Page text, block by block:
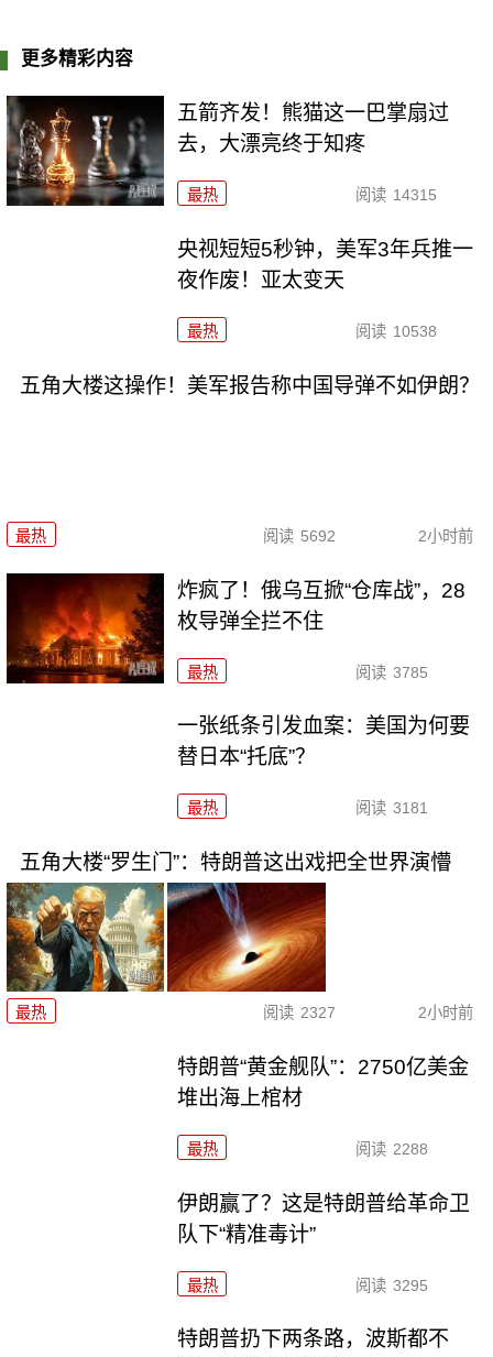
更多精彩内容
五箭齐发！熊猫这一巴掌扇过
去，大漂亮终于知疼
最热 阅读 14315
央视短短5秒钟，美军3年兵推一
夜作废！亚太变天
最热 阅读 10538
五角大楼这操作！美军报告称中国导弹不如伊朗？
最热 阅读 5692 2小时前
炸疯了！俄乌互掀“仓库战”，28
枚导弹全拦不住
最热 阅读 3785
一张纸条引发血案：美国为何要
替日本“托底”？
最热 阅读 3181
五角大楼“罗生门”：特朗普这出戏把全世界演懵
最热 阅读 2327 2小时前
特朗普“黄金舰队”：2750亿美金
堆出海上棺材
最热 阅读 2288
伊朗赢了？这是特朗普给革命卫
队下“精准毒计”
最热 阅读 3295
特朗普扔下两条路，波斯都不